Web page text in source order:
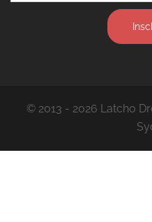
© 2013 - 2026 Latcho